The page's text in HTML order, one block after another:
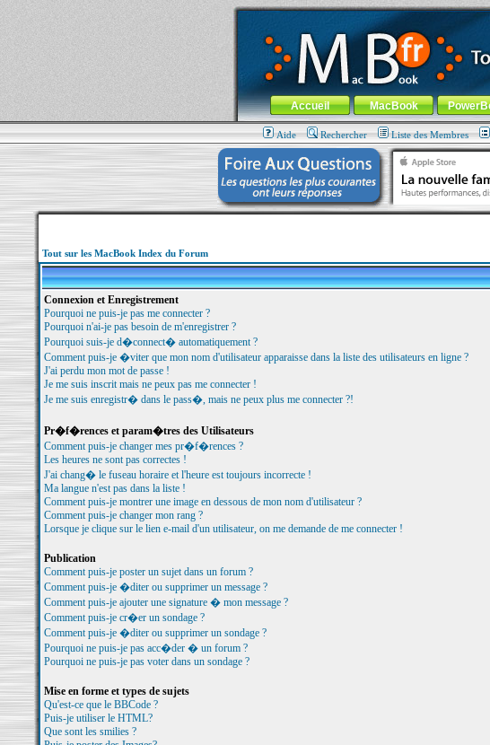
MacBook-fr.com : 100% Apple... 100% nomade !
Aller au contenu-Aller au menu général-Aller
Menu général
Accueil MacBook
Aide Rechercher Liste des Membres
Tout sur les MacBook Index du Forum
Connexion et Enregistrement
Pourquoi ne puis-je pas me connecter ?
Pourquoi n'ai-je pas besoin de m'enregistrer ?
Pourquoi suis-je d�connect� automatiquement ?
Comment puis-je �viter que mon nom d'utilisateur apparaisse dans la liste des utilisateurs en ligne ?
J'ai perdu mon mot de passe !
Je me suis inscrit mais ne peux pas me connecter !
Je me suis enregistr� dans le pass�, mais ne peux plus me connecter ?!
Pr�f�rences et param�tres des Utilisateurs
Comment puis-je changer mes pr�f�rences ?
Les heures ne sont pas correctes !
J'ai chang� le fuseau horaire et l'heure est toujours incorrecte !
Ma langue n'est pas dans la liste !
Comment puis-je montrer une image en dessous de mon nom d'utilisateur ?
Comment puis-je changer mon rang ?
Lorsque je clique sur le lien e-mail d'un utilisateur, on me demande de me connecter !
Publication
Comment puis-je poster un sujet dans un forum ?
Comment puis-je �diter ou supprimer un message ?
Comment puis-je ajouter une signature � mon message ?
Comment puis-je cr�er un sondage ?
Comment puis-je �diter ou supprimer un sondage ?
Pourquoi ne puis-je pas acc�der � un forum ?
Pourquoi ne puis-je pas voter dans un sondage ?
Mise en forme et types de sujets
Qu'est-ce que le BBCode ?
Puis-je utiliser le HTML?
Que sont les smilies ?